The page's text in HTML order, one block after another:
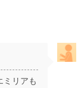
リアも